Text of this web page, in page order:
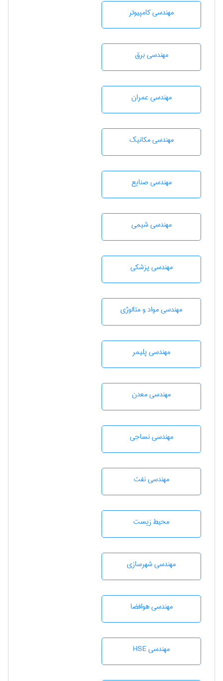
مهندسی كامپيوتر
مهندسی برق
مهندسی عمران
مهندسی مکانیک
مهندسی صنايع
مهندسي شيمی
مهندسی پزشکی
مهندسی مواد و متالوژی
مهندسی پليمر
مهندسی معدن
مهندسي نساجی
مهندسی نفت
محيط زيست
مهندسی شهرسازی
مهندسی هوافضا
مهندسی HSE